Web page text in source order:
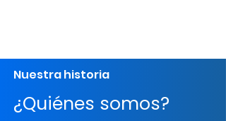
Nuestra historia
¿Quiénes somos?